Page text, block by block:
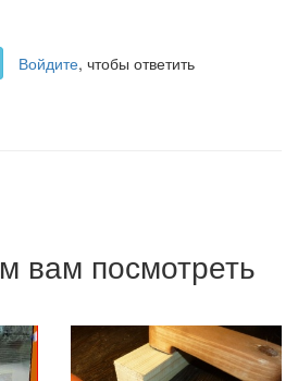
Войдите, чтобы ответить
вам посмотреть